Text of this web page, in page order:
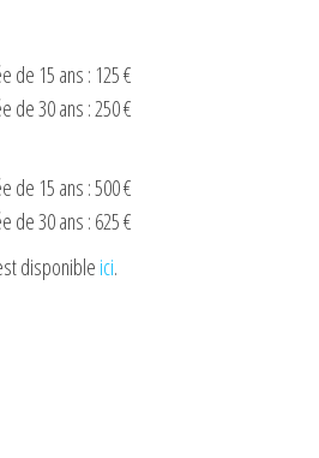
de 15 ans : 125 €
de 30 ans : 250 €
de 15 ans : 500 €
de 30 ans : 625 €
disponible ici.